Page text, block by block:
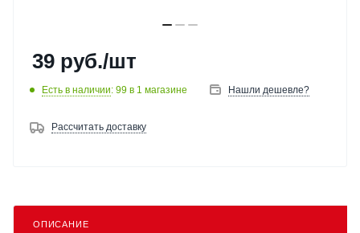
39 руб./шт
Есть в наличии: 99 в 1 магазине Нашли дешевле?
Рассчитать доставку
ОПИСАНИЕ